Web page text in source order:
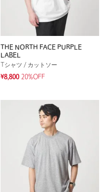
THE NORTH FACE PURPLE
LABEL
Tシャツ / カットソー
¥8,800 20%OFF